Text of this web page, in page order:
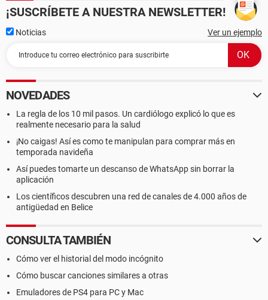
¡SUSCRÍBETE A NUESTRA NEWSLETTER!
Noticias Ver un ejemplo
NOVEDADES
La regla de los 10 mil pasos. Un cardiólogo explicó lo que es
realmente necesario para la salud
¡No caigas! Así es como te manipulan para comprar más en
temporada navideña
Así puedes tomarte un descanso de WhatsApp sin borrar la
aplicación
Los científicos descubren una red de canales de 4.000 años de
antigüedad en Belice
CONSULTA TAMBIÉN
Cómo ver el historial del modo incógnito
Cómo buscar canciones similares a otras
Emuladores de PS4 para PC y Mac